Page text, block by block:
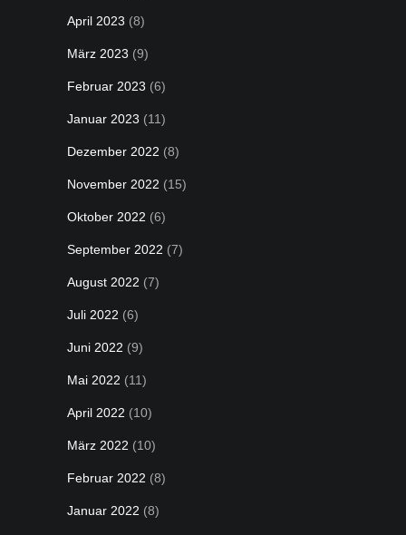
April 2023 (8)
März 2023 (9)
Februar 2023 (6)
Januar 2023 (11)
Dezember 2022 (8)
November 2022 (15)
Oktober 2022 (6)
September 2022 (7)
August 2022 (7)
Juli 2022 (6)
Juni 2022 (9)
Mai 2022 (11)
April 2022 (10)
März 2022 (10)
Februar 2022 (8)
Januar 2022 (8)